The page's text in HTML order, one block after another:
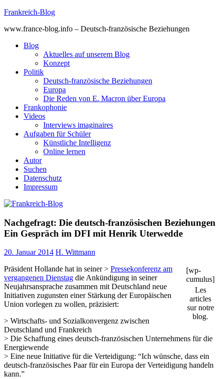
Skip
content
Frankreich-Blog
www.france-blog.info – Deutsch-französische Beziehungen
Blog
Aktuelles auf unserem Blog
Konzept
Politik
Deutsch-französische Beziehungen
Europa
Die Reden von E. Macron über Europa
Frankophonie
Videos
Interviews imaginaires
Aufgaben für Schüler
Künstliche Intelligenz
Online lernen
Autor
Suchen
Datenschutz
Impressum
Nachgefragt: Die deutsch-französischen Beziehungen
Ein Gespräch im DFI mit Henrik Uterwedde
20. Januar 2014 H. Wittmann
[wp-
cumulus]
Les
articles
sur notre
blog.
Präsident Hollande hat in seiner > Pressekonferenz am
vergangenen Dienstag die Ankündigung in seiner
Neujahrsansprache zusammen mit Deutschland neue
Initiativen zugunsten einer Stärkung der Europäischen
Union vorlegen zu wollen, präzisiert:
> Wirtschafts- und Sozialkonvergenz zwischen
Deutschland und Frankreich
> Die Schaffung eines deutsch-französischen Unternehmens für die
Energiewende
> Eine neue Initiative für die Verteidigung: “Ich wünsche, dass ein
deutsch-französisches Paar für ein Europa der Verteidigung handeln
kann.”